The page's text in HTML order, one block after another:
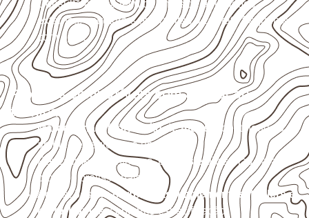
Consulte a ficha técnica antes de aplicações
externas, estruturais ou sujeitas a contato frequente
com água.
Projetos compatíveis com avaliação
técnica
Marcenaria e fabricação de móveis
destinados a
ambientes sujeitos à umidade.
Revestimentos internos, painéis e divisórias para
projetos profissionais.
Aplicações emcarrocerias, implementos, trailers e
motorhomes, conforme especificação.